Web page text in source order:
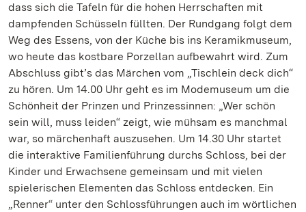
dass sich die Tafeln für die hohen Herrschaften mit
dampfenden Schüsseln füllten. Der Rundgang folgt dem
Weg des Essens, von der Küche bis ins Keramikmuseum,
wo heute das kostbare Porzellan aufbewahrt wird. Zum
Abschluss gibt’s das Märchen vom „Tischlein deck dich“
zu hören. Um 14.00 Uhr geht es im Modemuseum um die
Schönheit der Prinzen und Prinzessinnen: „Wer schön
sein will, muss leiden“ zeigt, wie mühsam es manchmal
war, so märchenhaft auszusehen. Um 14.30 Uhr startet
die interaktive Familienführung durchs Schloss, bei der
Kinder und Erwachsene gemeinsam und mit vielen
spielerischen Elementen das Schloss entdecken. Ein
„Renner“ unter den Schlossführungen auch im wörtlichen